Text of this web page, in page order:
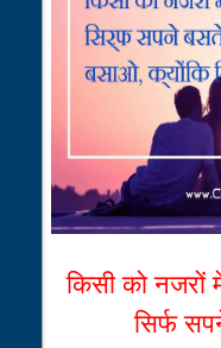
किसी को नजरों
सिर्फ